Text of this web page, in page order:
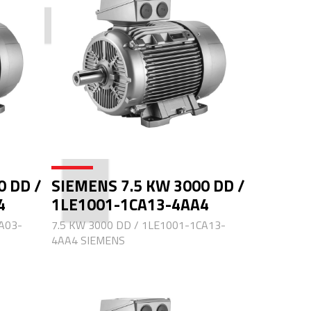
DD / SIEMENS 7.5 KW 3000 DD /
1LE1001-1CA13-4AA4
7.5 KW 3000 DD / 1LE1001-1CA13-
4AA4 SIEMENS